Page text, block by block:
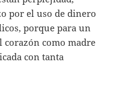
por el uso de dinero
porque para un
corazón como madre
con tanta